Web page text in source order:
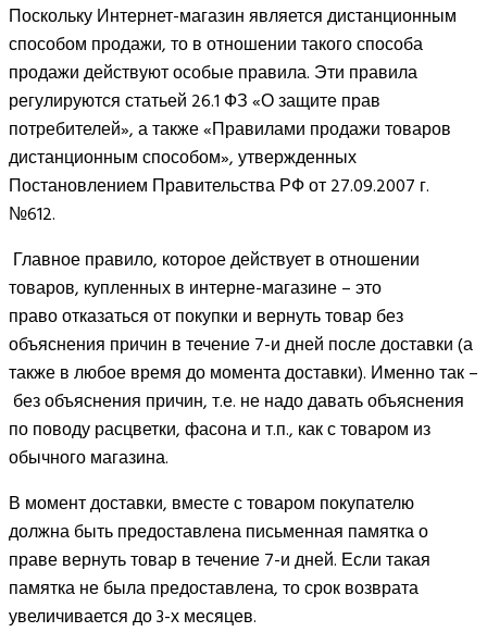
Поскольку Интернет-магазин является дистанционным
способом продажи, то в отношении такого способа
продажи действуют особые правила. Эти правила
регулируются статьей 26.1 ФЗ «О защите прав
потребителей», а также «Правилами продажи товаров
дистанционным способом», утвержденных
Постановлением Правительства РФ от 27.09.2007 г.
№612.
Главное правило, которое действует в отношении
товаров, купленных в интерне-магазине – это
право отказаться от покупки и вернуть товар без
объяснения причин в течение 7-и дней после доставки (а
также в любое время до момента доставки). Именно так –
без объяснения причин, т.е. не надо давать объяснения
по поводу расцветки, фасона и т.п., как с товаром из
обычного магазина.
В момент доставки, вместе с товаром покупателю
должна быть предоставлена письменная памятка о
праве вернуть товар в течение 7-и дней. Если такая
памятка не была предоставлена, то срок возврата
увеличивается до 3-х месяцев.